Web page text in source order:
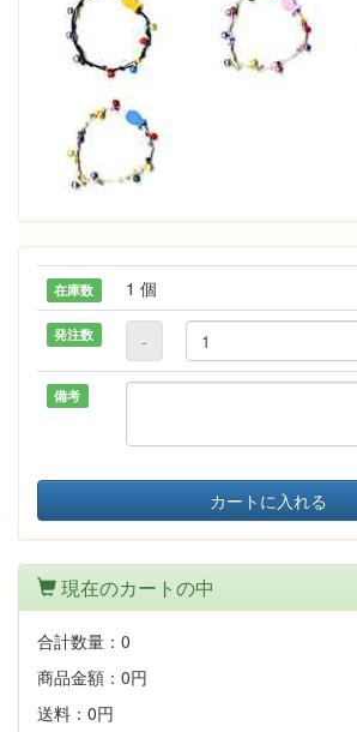
在庫数 1 個
発注数 -
備考
カートに入れる
現在のカートの中
合計数量： 0
商品金額： 0円
送料： 0円